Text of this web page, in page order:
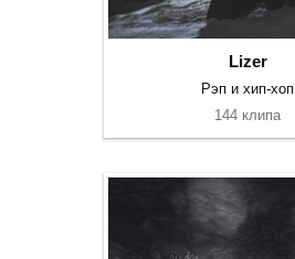
Lizer
Рэп и хип-хоп
144 клипа